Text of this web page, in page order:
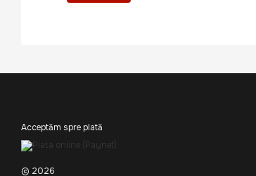
Acceptăm spre plată
© 2026